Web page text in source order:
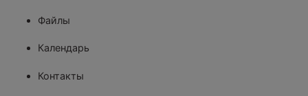
Файлы
Календарь
Контакты